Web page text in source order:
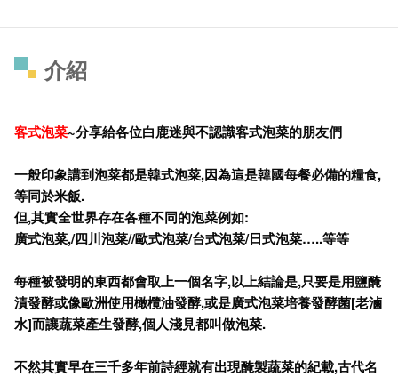
介紹
客式泡菜~分享給各位白鹿迷與不認識客式泡菜的朋友們
一般印象講到泡菜都是韓式泡菜,因為這是韓國每餐必備的糧食,
等同於米飯.
但,其實全世界存在各種不同的泡菜例如:
廣式泡菜,/四川泡菜//歐式泡菜/台式泡菜/日式泡菜…..等等
每種被發明的東西都會取上一個名字,以上結論是,只要是用鹽醃
漬發酵或像歐洲使用橄欖油發酵,或是廣式泡菜培養發酵菌[老滷
水]而讓蔬菜產生發酵,個人淺見都叫做泡菜.
不然其實早在三千多年前詩經就有出現醃製蔬菜的紀載,古代名